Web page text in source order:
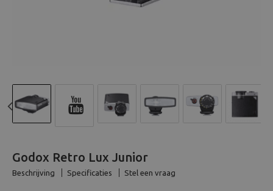
Analoog
Godox Retro Lux Junior
Beschrijving Specificaties Stel een vraag